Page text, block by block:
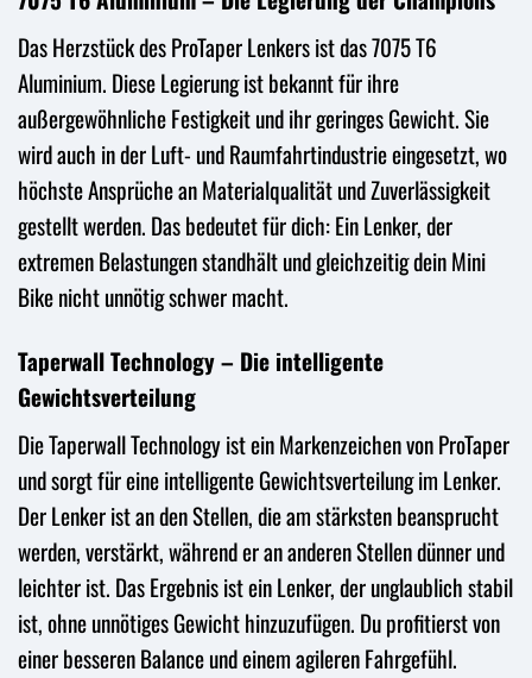
Das Herzstück des ProTaper Lenkers ist das 7075 T6
Aluminium. Diese Legierung ist bekannt für ihre
außergewöhnliche Festigkeit und ihr geringes Gewicht. Sie
wird auch in der Luft- und Raumfahrtindustrie eingesetzt, wo
höchste Ansprüche an Materialqualität und Zuverlässigkeit
gestellt werden. Das bedeutet für dich: Ein Lenker, der
extremen Belastungen standhält und gleichzeitig dein Mini
Bike nicht unnötig schwer macht.
Taperwall Technology – Die intelligente
Gewichtsverteilung
Die Taperwall Technology ist ein Markenzeichen von ProTaper
und sorgt für eine intelligente Gewichtsverteilung im Lenker.
Der Lenker ist an den Stellen, die am stärksten beansprucht
werden, verstärkt, während er an anderen Stellen dünner und
leichter ist. Das Ergebnis ist ein Lenker, der unglaublich stabil
ist, ohne unnötiges Gewicht hinzuzufügen. Du profitierst von
einer besseren Balance und einem agileren Fahrgefühl.